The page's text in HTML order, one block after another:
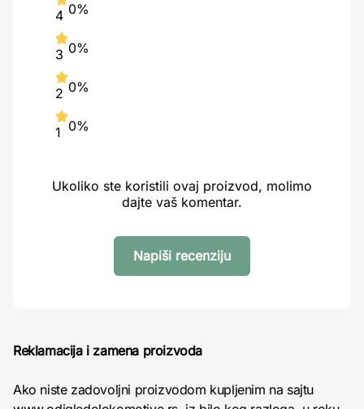
4 0%
3 0%
2 0%
1 0%
Ukoliko ste koristili ovaj proizvod, molimo
dajte vaš komentar.
Napiši recenziju
Reklamacija i zamena proizvoda
Ako niste zadovoljni proizvodom kupljenim na sajtu